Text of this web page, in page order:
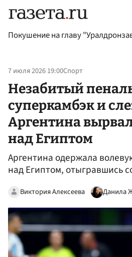
Покушение на главу
7 июля 2026 19:00Спорт
Незабитый
суперкамбэк и
Аргентина
над Египтом
Аргентина одержала
над Египтом, отыгравшись
Виктория Алексеева Данила